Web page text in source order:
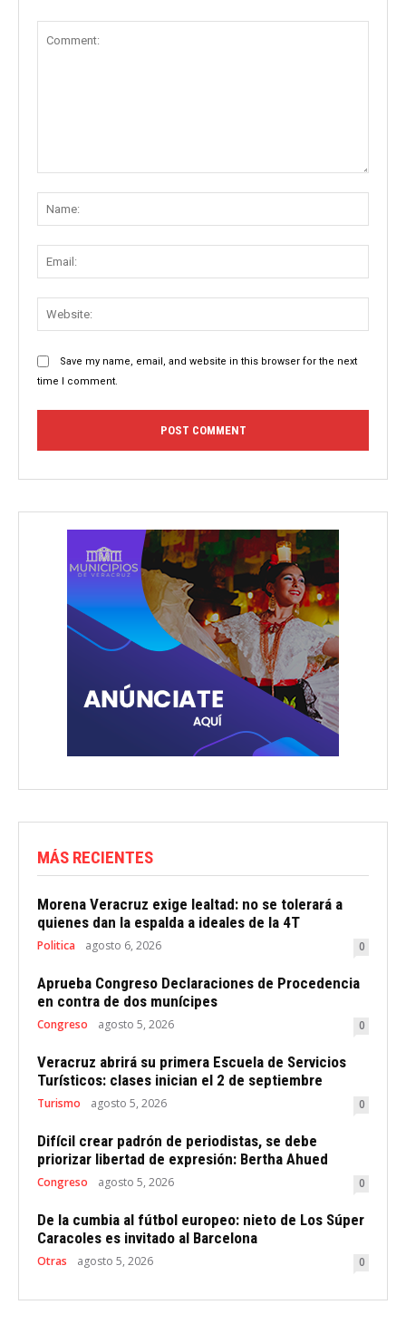
Save my name, email, and website in this browser for the next
time I comment.
MÁS RECIENTES
Morena Veracruz exige lealtad: no se tolerará a
quienes dan la espalda a ideales de la 4T
Politica agosto 6, 2026 0
Aprueba Congreso Declaraciones de Procedencia
en contra de dos munícipes
Congreso agosto 5, 2026 0
Veracruz abrirá su primera Escuela de Servicios
Turísticos: clases inician el 2 de septiembre
Turismo agosto 5, 2026 0
Difícil crear padrón de periodistas, se debe
priorizar libertad de expresión: Bertha Ahued
Congreso agosto 5, 2026 0
De la cumbia al fútbol europeo: nieto de Los Súper
Caracoles es invitado al Barcelona
Otras agosto 5, 2026 0